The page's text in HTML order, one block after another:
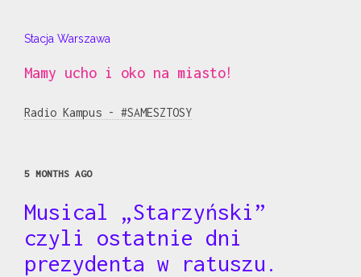
Stacja Warszawa
Mamy ucho i oko na miasto!
Radio Kampus - #SAMESZTOSY
5 MONTHS AGO
Musical „Starzyński”
czyli ostatnie dni
prezydenta w ratuszu.